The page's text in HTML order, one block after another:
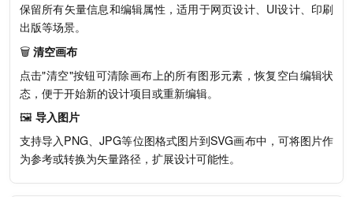
保留所有矢量信息和编辑属性，适用于网页设计、UI设计、印刷
出版等场景。
🗑️ 清空画布
点击"清空"按钮可清除画布上的所有图形元素，恢复空白编辑状
态，便于开始新的设计项目或重新编辑。
🖼️ 导入图片
支持导入PNG、JPG等位图格式图片到SVG画布中，可将图片作
为参考或转换为矢量路径，扩展设计可能性。